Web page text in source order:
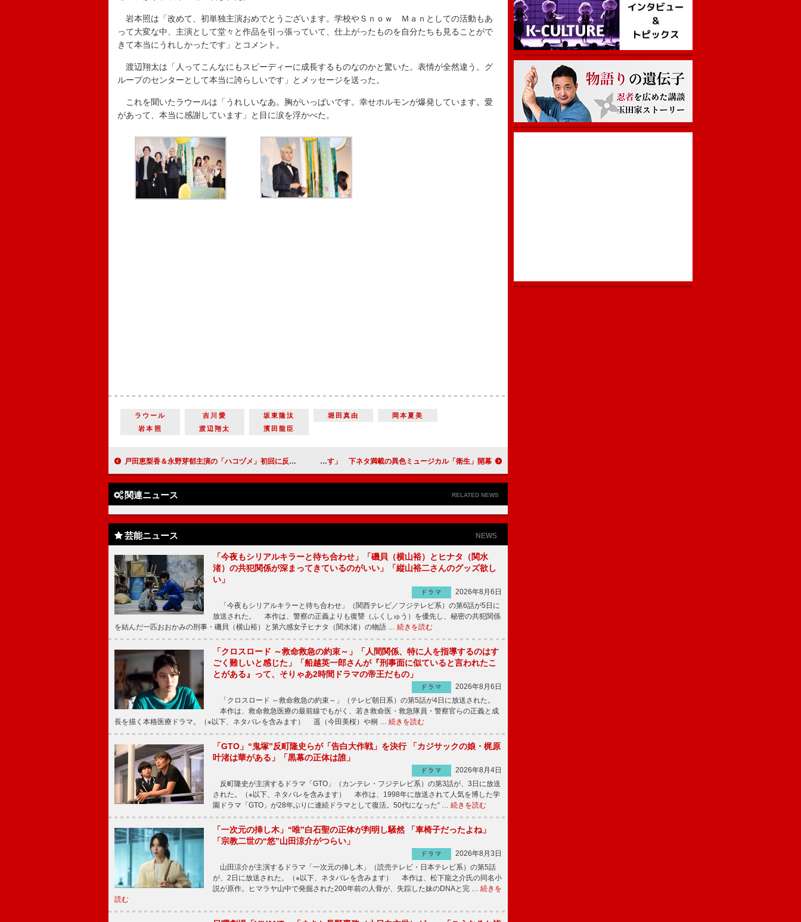
岩本照は「改めて、初単独主演おめでとうございます。学校やＳｎｏｗ Ｍａｎとしての活動もあ
って大変な中、主演として堂々と作品を引っ張っていて、仕上がったものを自分たちも見ることがで
きて本当にうれしかったです」とコメント。
渡辺翔太は「人ってこんなにもスピーディーに成長するものなのかと驚いた。表情が全然違う。グ
ループのセンターとして本当に誇らしいです」とメッセージを送った。
これを聞いたラウールは「うれしいなあ。胸がいっぱいです。幸せホルモンが爆発しています。愛
があって、本当に感謝しています」と目に涙を浮かべた。
ラウール 吉川愛 坂東隆汰 堀田真由
岡本夏美
岩本照
渡辺翔太 濱田龍臣
戸田恵梨香＆永野芽郁主演の「ハコヅメ」初回に反響 「通常点検のシーンで最高に爆笑した」 古田新太「思いっ切り汚いものを見せます」 下ネタ満載の異色ミュージカル「衛生」開幕
関連ニュース RELATED NEWS
芸能ニュース NEWS
「今夜もシリアルキラーと待ち合わせ」「磯貝（横山裕）とヒナタ（関水
渚）の共犯関係が深まってきているのがいい」「縦山裕二さんのグッズ欲し
い」
ドラマ
2026年8月6日
「今夜もシリアルキラーと待ち合わせ」（関西テレビ／フジテレビ系）の第6話が5日に
放送された。 本作は、警察の正義よりも復讐（ふくしゅう）を優先し、秘密の共犯関係
を結んだ一匹おおかみの刑事・磯貝（横山裕）と第六感女子ヒナタ（関水渚）の物語 … 続きを読む
「クロスロード ～救命救急の約束～」「人間関係、特に人を指導するのはす
ごく難しいと感じた」「船越英一郎さんが『刑事面に似ていると言われたこ
とがある』って、そりゃあ2時間ドラマの帝王だもの」
ドラマ
2026年8月6日
「クロスロード ～救命救急の約束～」（テレビ朝日系）の第5話が4日に放送された。
本作は、救命救急医療の最前線でもがく、若き救命医・救急隊員・警察官らの正義と成
長を描く本格医療ドラマ。（※以下、ネタバレを含みます） 遥（今田美桜）や桐 … 続きを読む
「GTO」“鬼塚”反町隆史らが「告白大作戦」を決行 「カジサックの娘・梶原
叶渚は華がある」「黒幕の正体は誰」
ドラマ
2026年8月4日
反町隆史が主演するドラマ「GTO」（カンテレ・フジテレビ系）の第3話が、3日に放送
された。（※以下、ネタバレを含みます） 本作は、1998年に放送されて人気を博した学
園ドラマ「GTO」が28年ぶりに連続ドラマとして復活。50代になった“ … 続きを読む
「一次元の挿し木」“唯”白石聖の正体が判明し騒然 「車椅子だったよね」
「宗教二世の“悠”山田涼介がつらい」
ドラマ
2026年8月3日
山田涼介が主演するドラマ「一次元の挿し木」（読売テレビ・日本テレビ系）の第5話
が、2日に放送された。（※以下、ネタバレを含みます） 本作は、松下龍之介氏の同名小
説が原作。ヒマラヤ山中で発掘された200年前の人骨が、失踪した妹のDNAと完 … 続きを
読む